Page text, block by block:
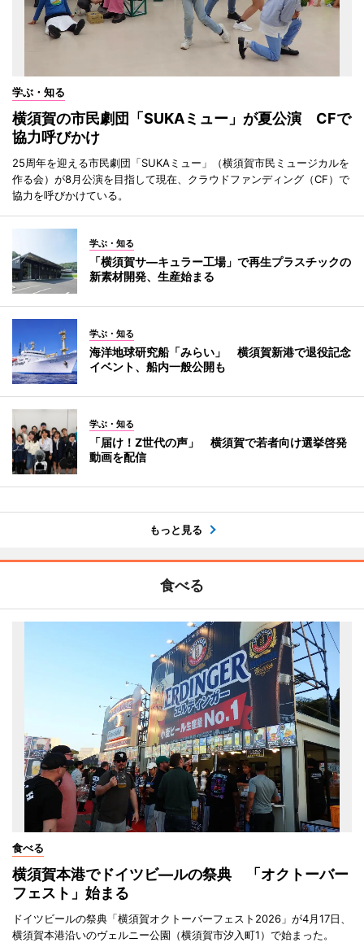
学ぶ・知る
横須賀の市民劇団「SUKAミュー」が夏公演 CFで
協力呼びかけ
25周年を迎える市民劇団「SUKAミュー」（横須賀市民ミュージカルを
作る会）が8月公演を目指して現在、クラウドファンディング（CF）で
協力を呼びかけている。
学ぶ・知る
「横須賀サ―キュラー工場」で再生プラスチックの
新素材開発、生産始まる
学ぶ・知る
海洋地球研究船「みらい」 横須賀新港で退役記念
イベント、船内一般公開も
学ぶ・知る
「届け！Z世代の声」 横須賀で若者向け選挙啓発
動画を配信
もっと見る
食べる
食べる
横須賀本港でドイツビ―ルの祭典 「オクトーバー
フェスト」始まる
ドイツビールの祭典「横須賀オクトーバーフェスト2026」が4月17日、
横須賀本港沿いのヴェルニー公園（横須賀市汐入町1）で始まった。